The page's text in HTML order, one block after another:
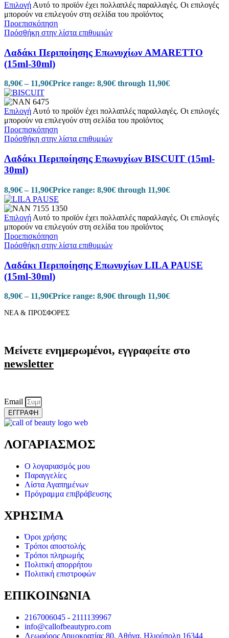
Επιλογή Αυτό το προϊόν έχει πολλαπλές παραλλαγές. Οι επιλογές
μπορούν να επιλεγούν στη σελίδα του προϊόντος
Προεπισκόπηση
Πρόσθήκη στην λίστα επιθυμιών
Λαδάκι Περιποίησης Επωνυχίων AMARETTO
(15ml-30ml)
8,90€ – 11,90€Price range: 8,90€ through 11,90€
ΕπιλογήΑυτό το προϊόν έχει πολλαπλές παραλλαγές. Οι επιλογές
μπορούν να επιλεγούν στη σελίδα του προϊόντος
Προεπισκόπηση
Πρόσθήκη στην λίστα επιθυμιών
Λαδάκι Περιποίησης Επωνυχίων BISCUIT (15ml-
30ml)
8,90€ – 11,90€Price range: 8,90€ through 11,90€
Επιλογή Αυτό το προϊόν έχει πολλαπλές παραλλαγές. Οι επιλογές
μπορούν να επιλεγούν στη σελίδα του προϊόντος
Προεπισκόπηση
Πρόσθήκη στην λίστα επιθυμιών
Λαδάκι Περιποίησης Επωνυχίων LILA PAUSE
(15ml-30ml)
8,90€ – 11,90€Price range: 8,90€ through 11,90€
ΝΕΑ & ΠΡΟΣΦΟΡΕΣ
Μείνετε ενημερωμένοι, εγγραφείτε στο
newsletter
Email
ΕΓΓΡΑΦΗ
ΛΟΓΑΡΙΑΣΜΟΣ
Ο λογαριασμός μου
Παραγγελίες
Λίστα Αγαπημένων
Πρόγραμμα επιβράβευσης
ΧΡΗΣΙΜΑ
Όροι χρήσης
Τρόποι αποστολής
Τρόποι πληρωμής
Πολιτική απορρήτου
Πολιτική επιστροφών
ΕΠΙΚΟΙΝΩΝΙΑ
2167006045 - 2111139967
info@callofbeautypro.com
Λεωφόρος Δημοκρατίας 80, Αθήνα, Ηλιούπολη 16344